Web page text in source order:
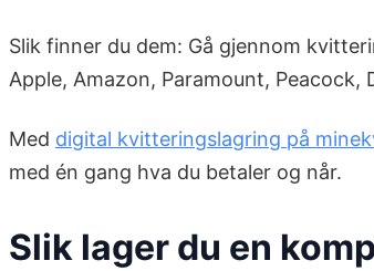
Slik finner du dem: Gå gjennom
Apple, Amazon, Paramount,
Med digital kvitteringslagring på
med én gang hva du betaler og når.
Slik lager du en